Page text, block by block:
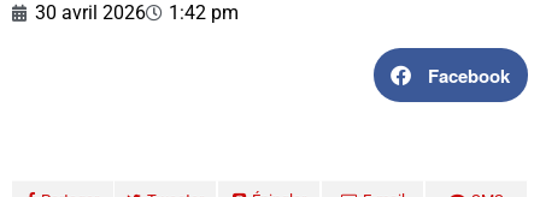
30 avril 2026 1:42 pm
Facebook